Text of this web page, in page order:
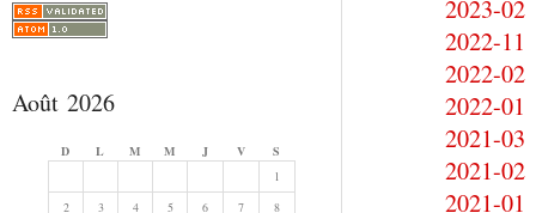
Août 2026
D L M M J V
S
1
2
3 4 5 6 7
8
2023-02
2022-11
2022-02
2022-01
2021-03
2021-02
2021-01